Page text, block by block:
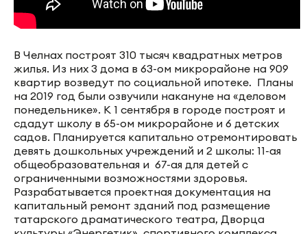
В Челнах построят 310 тысяч квадратных метров
жилья. Из них 3 дома в 63-ом микрорайоне на 909
квартир возведут по социальной ипотеке. Планы
на 2019 год были озвучили накануне на «деловом
понедельнике». К 1 сентября в городе построят и
сдадут школу в 65-ом микрорайоне и 6 детских
садов. Планируется капитально отремонтировать
девять дошкольных учреждений и 2 школы: 11-ая
общеобразовательная и 67-ая для детей с
ограниченными возможностями здоровья.
Разрабатывается проектная документация на
капитальный ремонт зданий под размещение
татарского драматического театра, Дворца